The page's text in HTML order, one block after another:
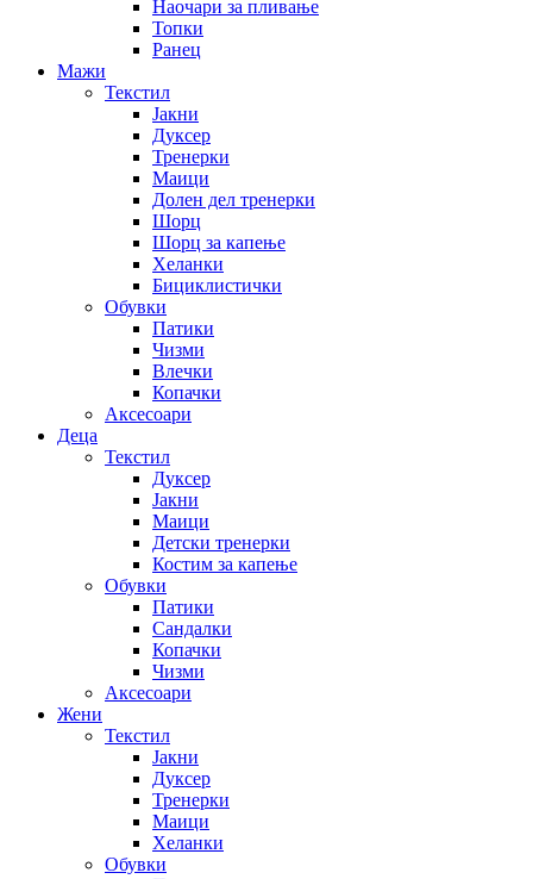
Наочари за пливање
Топки
Ранец
Мажи
Текстил
Јакни
Дуксер
Тренерки
Маици
Долен дел тренерки
Шорц
Шорц за капење
Хеланки
Бициклистички
Обувки
Патики
Чизми
Влечки
Копачки
Аксесоари
Деца
Текстил
Дуксер
Јакни
Маици
Детски тренерки
Костим за капење
Обувки
Патики
Сандалки
Копачки
Чизми
Аксесоари
Жени
Текстил
Јакни
Дуксер
Тренерки
Маици
Хеланки
Обувки